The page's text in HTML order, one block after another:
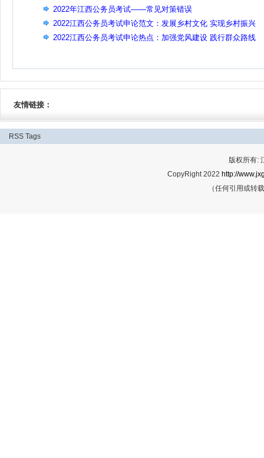
2022年江西公务员考试——常见对策错误
2022江西公务员考试申论范文：发展乡村文化 实现乡村振兴
2022江西公务员考试申论热点：加强党风建设 践行群众路线
友情链接：
RSS Tags
版权所有:
CopyRight 2022 http://
（任何引用或转